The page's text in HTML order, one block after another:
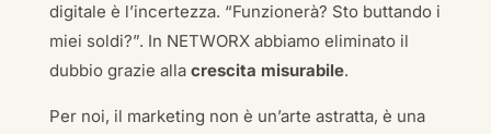
digitale è l’incertezza. “Funzionerà? Sto buttando i
miei soldi?”. In NETWORX abbiamo eliminato il
dubbio grazie alla crescita misurabile.
Per noi, il marketing non è un’arte astratta, è una